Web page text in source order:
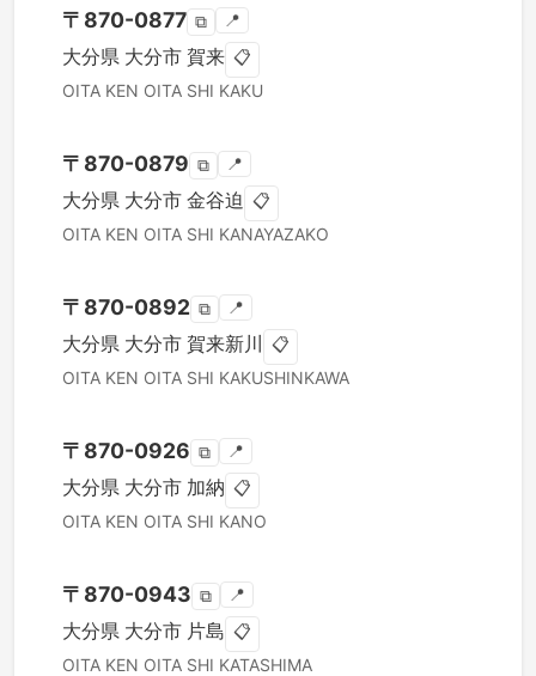
〒 870-0877 ⧉ 📍
大分県 大分市 賀来 📋
OITA KEN OITA SHI KAKU
〒 870-0879 ⧉ 📍
大分県 大分市 金谷迫 📋
OITA KEN OITA SHI KANAYAZAKO
〒 870-0892 ⧉ 📍
大分県 大分市 賀来新川 📋
OITA KEN OITA SHI KAKUSHINKAWA
〒 870-0926 ⧉ 📍
大分県 大分市 加納 📋
OITA KEN OITA SHI KANO
〒 870-0943 ⧉ 📍
大分県 大分市 片島 📋
OITA KEN OITA SHI KATASHIMA